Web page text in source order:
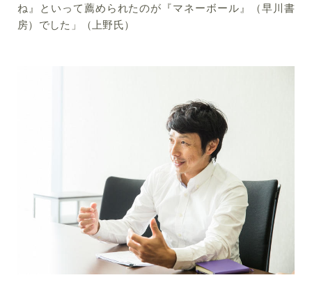
ね』といって薦められたのが『マネーボール』（早川書
房）でした」（上野氏）